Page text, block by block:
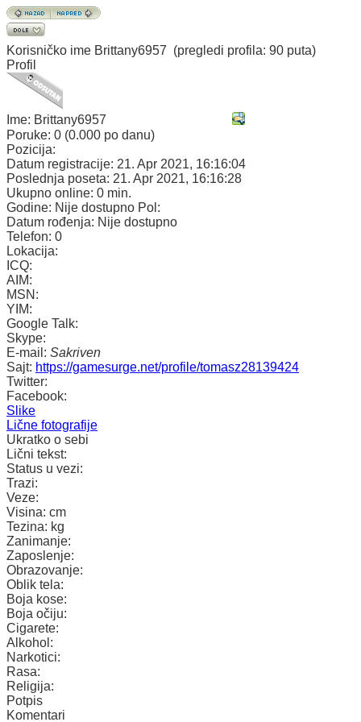
Korisničko ime Brittany6957 (pregledi profila: 90 puta)
Profil
Ime: Brittany6957
Poruke: 0 (0.000 po danu)
Pozicija:
Datum registracije: 21. Apr 2021, 16:16:04
Poslednja poseta: 21. Apr 2021, 16:16:28
Ukupno online: 0 min.
Godine: Nije dostupno Pol:
Datum rođenja: Nije dostupno
Telefon: 0
Lokacija:
ICQ:
AIM:
MSN:
YIM:
Google Talk:
Skype:
E-mail: Sakriven
Sajt: https://gamesurge.net/profile/tomasz28139424
Twitter:
Facebook:
Slike
Lične fotografije
Ukratko o sebi
Lični tekst:
Status u vezi:
Trazi:
Veze:
Visina: cm
Tezina: kg
Zanimanje:
Zaposlenje:
Obrazovanje:
Oblik tela:
Boja kose:
Boja očiju:
Cigarete:
Alkohol:
Narkotici:
Rasa:
Religija:
Potpis
Komentari